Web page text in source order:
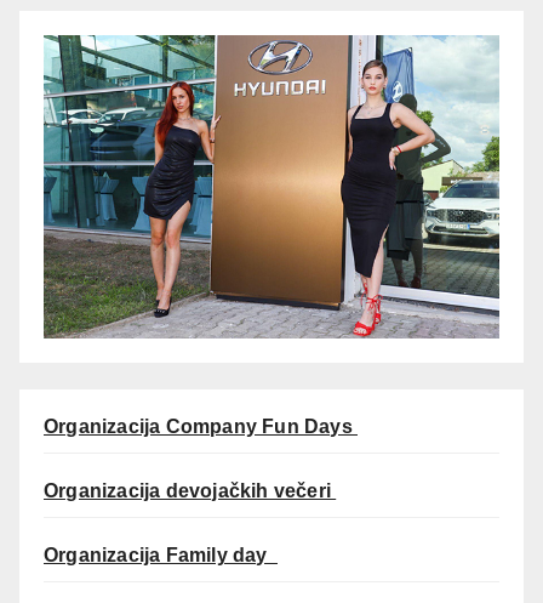
Organizacija Company Fun Days
Organizacija devojačkih večeri
Organizacija Family day